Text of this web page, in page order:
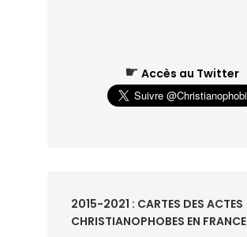
☛ Accès au Twitter
2015-2021 : CARTES DES ACTES
CHRISTIANOPHOBES EN FRANCE